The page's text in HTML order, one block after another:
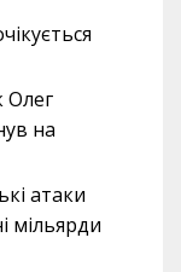
Олег
на
атаки
мільярди